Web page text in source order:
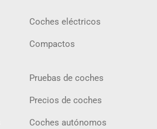
Coches eléctricos
Compactos
Pruebas de coches
Precios de coches
Coches autónomos